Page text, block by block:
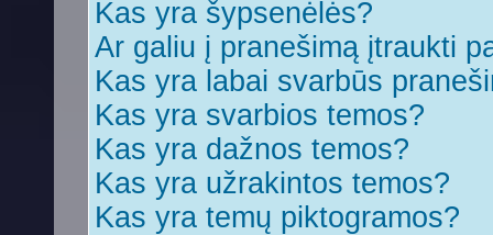
Kas yra šypsenėlės?
Ar galiu į pranešimą įtraukti
Kas yra labai svarbūs
Kas yra svarbios temos?
Kas yra dažnos temos?
Kas yra užrakintos temos?
Kas yra temų piktogramos?